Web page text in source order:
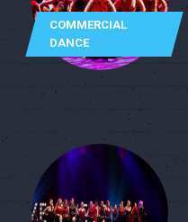
COMMERCIAL
DANCE